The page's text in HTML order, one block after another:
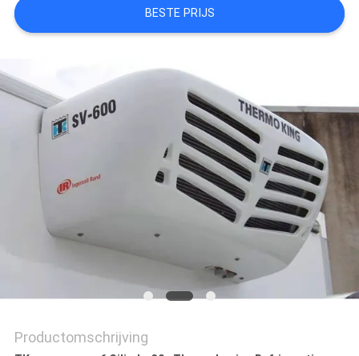
SITEMAP
PRIVACYBELEID
BESTE PRIJS
Productomschrijving